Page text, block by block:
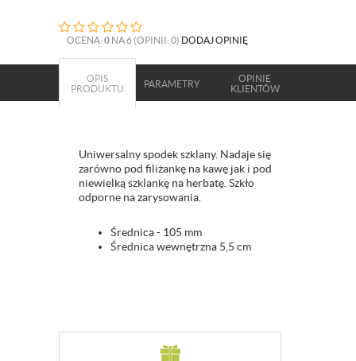
OCENA: 0 NA 6 (OPINII: 0) DODAJ OPINIĘ
OPIS
PRODUKTU
PARAMETRY
OPINIE
KLIENTÓW
Uniwersalny spodek szklany. Nadaje się
zarówno pod filiżankę na kawę jak i pod
niewielką szklankę na herbatę. Szkło
odporne na zarysowania.
Średnica - 105 mm
Średnica wewnętrzna 5,5 cm